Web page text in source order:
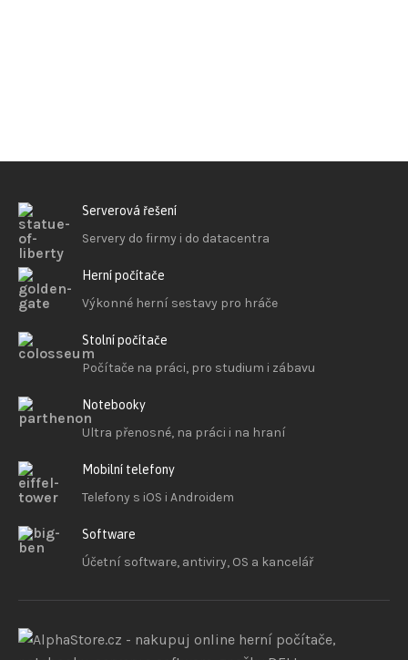
Serverová řešení
Servery do firmy i do datacentra
Herní počítače
Výkonné herní sestavy pro hráče
Stolní počítače
Počítače na práci, pro studium i zábavu
Notebooky
Ultra přenosné, na práci i na hraní
Mobilní telefony
Telefony s iOS i Androidem
Software
Účetní software, antiviry, OS a kancelář